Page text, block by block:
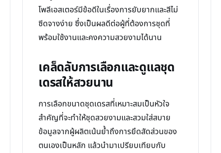
โพลีเอสเตอร์มีข้อดีในเรื่องการยับยากและสีไม่
ซีดจางง่าย ซึ่งเป็นผลดีต่อผู้ที่ต้องการชุดที่
พร้อมใช้งานและคงความสวยงามได้นาน
เคล็ดลับการเลือกและดูแลชุด
เดรสให้สวยนาน
การเลือกขนาดชุดเดรสที่เหมาะสมเป็นหัวใจ
สำคัญที่จะทำให้ชุดสวยงามและสวมใส่สบาย
ข้อมูลจากผู้ผลิตเน้นย้ำถึงการยึดสัดส่วนของ
ตนเองเป็นหลัก แล้วนำมาเปรียบเทียบกับ